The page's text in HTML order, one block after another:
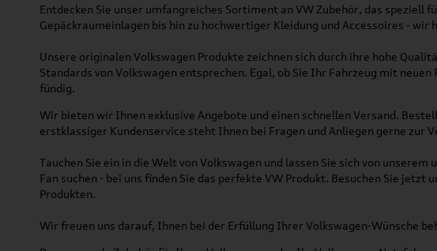
Entdecken Sie unser umfangreiches Sortiment an VW Zubehör, das
Gepäckraumeinlagen bis hin zu hochwertiger Kleidung und Accessoires - wir
Unsere originalen Volkswagen Produkte zeichnen sich durch ihre hohe
Standards von Volkswagen entsprechen. Egal, ob Sie Ihr Fahrzeug mit
fündig.
Wir bieten wir Ihnen exklusive Angebote und einen schnellen Versand.
erstklassiger Kundenservice steht Ihnen bei Fragen und Anliegen gerne zur
Tauchen Sie ein in die Welt von Volkswagen und lassen Sie sich von
Fan suchen - bei uns finden Sie das perfekte VW Produkt. Besuchen Sie jetzt
Produkten.
Wir freuen uns darauf, Ihnen bei der Erfüllung Ihrer Volkswagen-Wünsche